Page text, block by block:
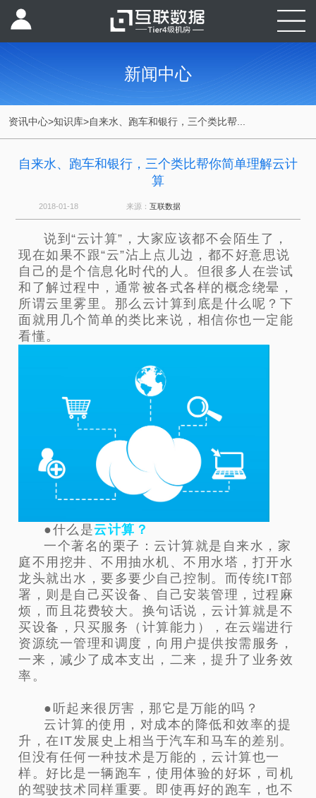
新闻中心
资讯中心>知识库>自来水、跑车和银行，三个类比帮...
自来水、跑车和银行，三个类比帮你简单理解云计
算
2018-01-18 来源： 互联数据
说到“云计算”，大家应该都不会陌生了，
现在如果不跟“云”沾上点儿边，都不好意思说
自己的是个信息化时代的人。但很多人在尝试
和了解过程中，通常被各式各样的概念绕晕，
所谓云里雾里。那么云计算到底是什么呢？下
面就用几个简单的类比来说，相信你也一定能
看懂。
●什么是云计算？
一个著名的栗子：云计算就是自来水，家
庭不用挖井、不用抽水机、不用水塔，打开水
龙头就出水，要多要少自己控制。而传统IT部
署，则是自己买设备、自己安装管理，过程麻
烦，而且花费较大。换句话说，云计算就是不
买设备，只买服务（计算能力），在云端进行
资源统一管理和调度，向用户提供按需服务，
一来，减少了成本支出，二来，提升了业务效
率。
●听起来很厉害，那它是万能的吗？
云计算的使用，对成本的降低和效率的提
升，在IT发展史上相当于汽车和马车的差别。
但没有任何一种技术是万能的，云计算也一
样。好比是一辆跑车，使用体验的好坏，司机
的驾驶技术同样重要。即使再好的跑车，也不